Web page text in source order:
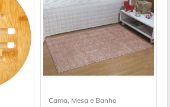
Cama, Mesa e Banho